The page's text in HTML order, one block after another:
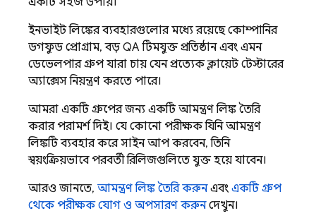
ইনভাইট লিঙ্কের ব্যবহারগুলোর মধ্যে রয়েছে কোম্পানির
ডগফুড প্রোগ্রাম, বড় QA টিমযুক্ত প্রতিষ্ঠান এবং এমন
ডেভেলপার গ্রুপ যারা চায় যেন প্রত্যেক ক্লায়েন্ট টেস্টারের
অ্যাক্সেস নিয়ন্ত্রণ করতে পারে।
আমরা একটি গ্রুপের জন্য একটি আমন্ত্রণ লিঙ্ক তৈরি
করার পরামর্শ দিই। যে কোনো পরীক্ষক যিনি আমন্ত্রণ
লিঙ্কটি ব্যবহার করে সাইন আপ করবেন, তিনি
স্বয়ংক্রিয়ভাবে পরবর্তী রিলিজগুলিতে যুক্ত হয়ে যাবেন।
আরও জানতে, আমন্ত্রণ লিঙ্ক তৈরি করুনএবং একটি গ্রুপ
থেকে পরীক্ষক যোগ ও অপসারণ করুনদেখুন।